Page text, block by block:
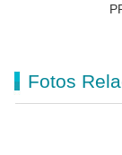
Fotos